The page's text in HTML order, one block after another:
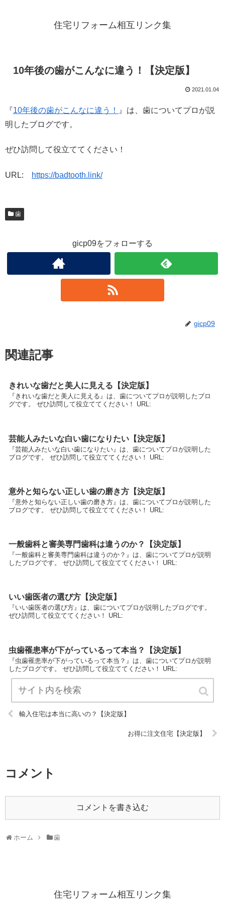
住宅リフォーム相互リンク集
10年後の歯がこんなに違う！【決定版】
2021.01.04
『10年後の歯がこんなに違う！
』は、歯についてプロが説
明したブログです。
ぜひ訪問して役立ててください！
URL: https://badtooth.link/
歯
gicp09をフォローする
gicp09
関連記事
きれいな歯だと美人に見える【決定版】
『きれいな歯だと美人に見える』は、歯についてプロが説明したブロ
グです。 ぜひ訪問して役立ててください！ URL:
芸能人みたいな白い歯になりたい【決定版】
『芸能人みたいな白い歯になりたい』は、歯についてプロが説明した
ブログです。 ぜひ訪問して役立ててください！ URL:
意外と知らない正しい歯の磨き方【決定版】
『意外と知らない正しい歯の磨き方』は、歯についてプロが説明した
ブログです。 ぜひ訪問して役立ててください！ URL:
一般歯科と審美専門歯科は違うのか？【決定版】
『一般歯科と審美専門歯科は違うのか？』は、歯についてプロが説明
したブログです。 ぜひ訪問して役立ててください！ URL:
いい歯医者の選び方【決定版】
『いい歯医者の選び方』は、歯についてプロが説明したブログです。
ぜひ訪問して役立ててください！ URL:
虫歯罹患率が下がっているって本当？【決定版】
『虫歯罹患率が下がっているって本当？』は、歯についてプロが説明
したブログです。 ぜひ訪問して役立ててください！ URL:
輸入住宅は本当に高いの？【決定版】
お得に注文住宅【決定版】
コメント
コメントを書き込む
ホーム 歯
住宅リフォーム相互リンク集